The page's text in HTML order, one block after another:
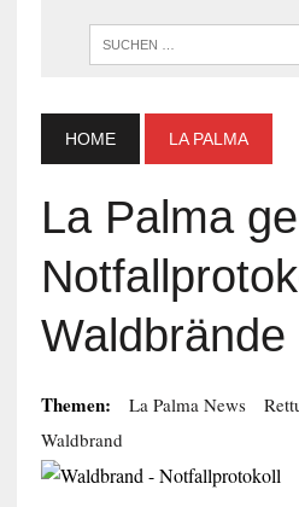
HOME LA PALMA
La Palma
Waldbrände
Themen: La Palma News
Waldbrand